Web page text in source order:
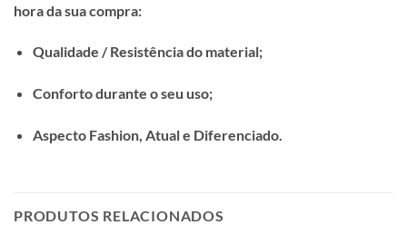
hora da sua compra:
Qualidade / Resistência do material;
Conforto durante o seu uso;
Aspecto Fashion, Atual e Diferenciado.
PRODUTOS RELACIONADOS